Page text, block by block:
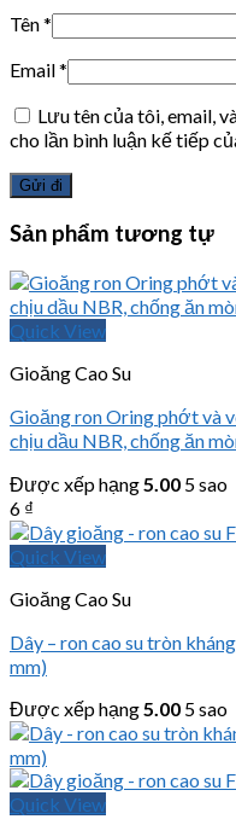
Tên*
Email*
Lưu tên của tôi, email,
cho lần bình luận kế tiếp
Sản phẩm tương tự
Quick View
Gioăng Cao Su
Gioăng ron Oring phớt và
chịu dầu NBR, chống ăn
Được xếp hạng5.00 5 sao
6 ₫
Quick View
Gioăng Cao Su
Dây – ron cao su tròn
mm)
Được xếp hạng5.00 5 sao
Quick View